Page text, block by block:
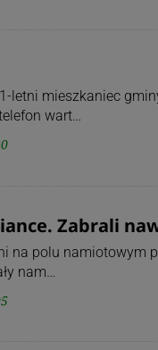
letni mieszkaniec
wart…
Zabrali
na polu namiotowym
nam…